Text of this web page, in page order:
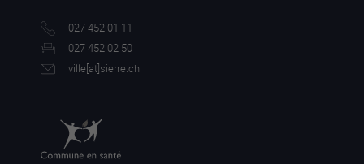
027 452 01 11
027 452 02 50
ville[at]sierre.ch